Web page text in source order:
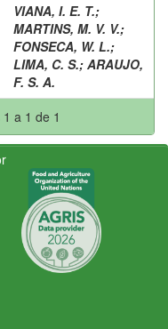
VIANA, I. E. T.;
MARTINS, M. V. V.;
FONSECA, W. L.;
LIMA, C. S.; ARAUJO,
F. S. A.
a 1 de 1